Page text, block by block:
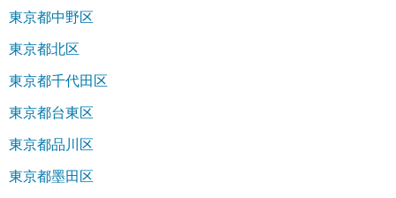
東京都中野区
東京都北区
東京都千代田区
東京都台東区
東京都品川区
東京都墨田区